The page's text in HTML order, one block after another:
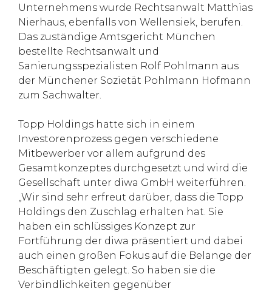
Unternehmens wurde Rechtsanwalt Matthias
Nierhaus, ebenfalls von Wellensiek, berufen.
Das zuständige Amtsgericht München
bestellte Rechtsanwalt und
Sanierungsspezialisten Rolf Pohlmann aus
der Münchener Sozietät Pohlmann Hofmann
zum Sachwalter.
Topp Holdings hatte sich in einem
Investorenprozess gegen verschiedene
Mitbewerber vor allem aufgrund des
Gesamtkonzeptes durchgesetzt und wird die
Gesellschaft unter diwa GmbH weiterführen.
„Wir sind sehr erfreut darüber, dass die Topp
Holdings den Zuschlag erhalten hat. Sie
haben ein schlüssiges Konzept zur
Fortführung der diwa präsentiert und dabei
auch einen großen Fokus auf die Belange der
Beschäftigten gelegt. So haben sie die
Verbindlichkeiten gegenüber